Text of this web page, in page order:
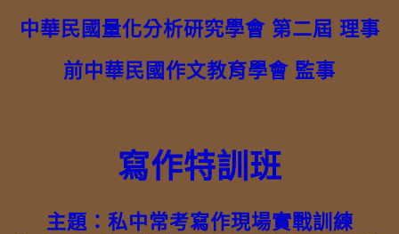
中華民國量化分析研究學會 第二屆 理事
前中華民國作文教育學會 監事
寫作特訓班
主題：私中常考寫作現場實戰訓練